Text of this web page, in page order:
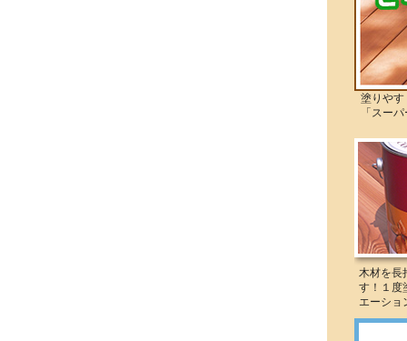
塗りやす
「スーパ
木材を長
す！１度
エーショ